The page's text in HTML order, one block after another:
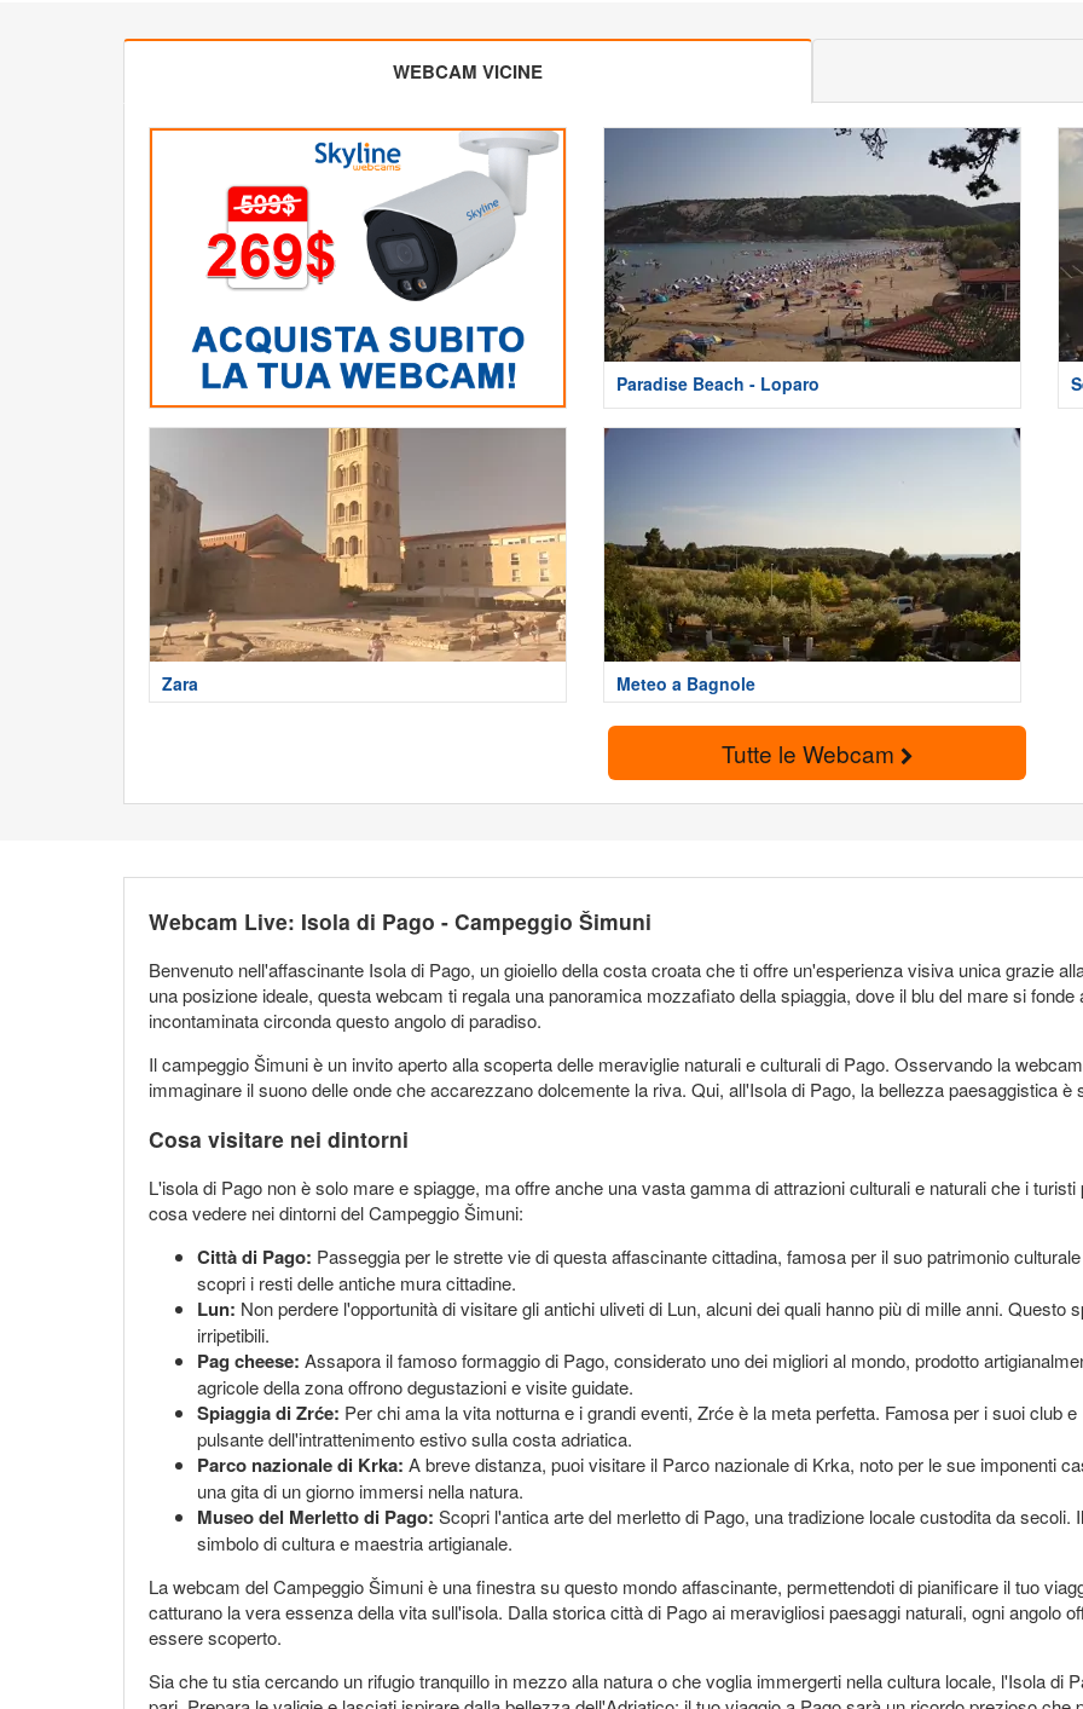
WEBCAM VICINE
Paradise Beach - Loparo
Zara Meteo a Bagnole
Tutte le Webcam
Webcam Live: Isola di Pago - Campeggio Šimuni
Benvenuto nell'affascinante Isola di Pago, un gioiello della costa croata che ti offre un'esperienza visiva unica grazie
una posizione ideale, questa webcam ti regala una panoramica mozzafiato della spiaggia, dove il blu del mare si
incontaminata circonda questo angolo di paradiso.
Il campeggio Šimuni è un invito aperto alla scoperta delle meraviglie naturali e culturali di Pago. Osservando la
immaginare il suono delle onde che accarezzano dolcemente la riva. Qui, all'Isola di Pago, la bellezza paesaggistica
Cosa visitare nei dintorni
L'isola di Pago non è solo mare e spiagge, ma offre anche una vasta gamma di attrazioni culturali e naturali che i
cosa vedere nei dintorni del Campeggio Šimuni:
Città di Pago: Passeggia per le strette vie di questa affascinante cittadina, famosa per il suo patrimonio
scopri i resti delle antiche mura cittadine.
Lun: Non perdere l'opportunità di visitare gli antichi uliveti di Lun, alcuni dei quali hanno più di mille anni.
irripetibili.
Pag cheese: Assapora il famoso formaggio di Pago, considerato uno dei migliori al mondo, prodotto
agricole della zona offrono degustazioni e visite guidate.
Spiaggia di Zrće: Per chi ama la vita notturna e i grandi eventi, Zrće è la meta perfetta. Famosa per i suoi club
pulsante dell'intrattenimento estivo sulla costa adriatica.
Parco nazionale di Krka: A breve distanza, puoi visitare il Parco nazionale di Krka, noto per le sue imponenti
una gita di un giorno immersi nella natura.
Museo del Merletto di Pago: Scopri l'antica arte del merletto di Pago, una tradizione locale custodita da
simbolo di cultura e maestria artigianale.
La webcam del Campeggio Šimuni è una finestra su questo mondo affascinante, permettendoti di pianificare il tuo
catturano la vera essenza della vita sull'isola. Dalla storica città di Pago ai meravigliosi paesaggi naturali, ogni angolo
essere scoperto.
Sia che tu stia cercando un rifugio tranquillo in mezzo alla natura o che voglia immergerti nella cultura locale, l'Isola di